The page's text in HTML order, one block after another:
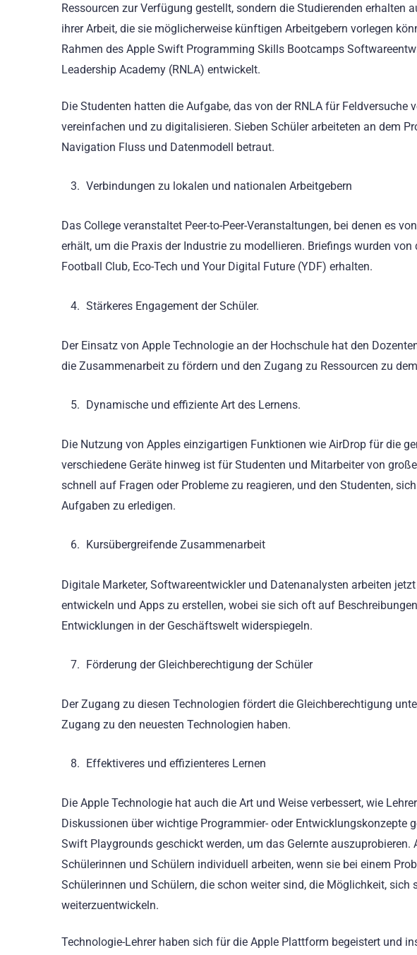
Ressourcen zur Verfügung gestellt, sondern die Studierenden erhalten
ihrer Arbeit, die sie möglicherweise künftigen Arbeitgebern vorlegen
Rahmen des Apple Swift Programming Skills Bootcamps
Leadership Academy (RNLA) entwickelt.
Die Studenten hatten die Aufgabe, das von der RNLA für Feldversuche
vereinfachen und zu digitalisieren. Sieben Schüler arbeiteten an dem
Navigation Fluss und Datenmodell betraut.
Verbindungen zu lokalen und nationalen Arbeitgebern
Das College veranstaltet Peer-to-Peer-Veranstaltungen, bei denen es
erhält, um die Praxis der Industrie zu modellieren. Briefings wurden
Football Club, Eco-Tech und Your Digital Future (YDF) erhalten.
Stärkeres Engagement der Schüler.
Der Einsatz von Apple Technologie an der Hochschule hat den
die Zusammenarbeit zu fördern und den Zugang zu Ressourcen zu
Dynamische und effiziente Art des Lernens.
Die Nutzung von Apples einzigartigen Funktionen wie AirDrop für die
verschiedene Geräte hinweg ist für Studenten und Mitarbeiter von
schnell auf Fragen oder Probleme zu reagieren, und den Studenten,
Aufgaben zu erledigen.
Kursübergreifende Zusammenarbeit
Digitale Marketer, Softwareentwickler und Datenanalysten arbeiten
entwickeln und Apps zu erstellen, wobei sie sich oft auf
Entwicklungen in der Geschäftswelt widerspiegeln.
Förderung der Gleichberechtigung der Schüler
Der Zugang zu diesen Technologien fördert die Gleichberechtigung
Zugang zu den neuesten Technologien haben.
Effektiveres und effizienteres Lernen
Die Apple Technologie hat auch die Art und Weise verbessert, wie
Diskussionen über wichtige Programmier- oder Entwicklungskonzepte
Swift Playgrounds geschickt werden, um das Gelernte
Schülerinnen und Schülern individuell arbeiten, wenn sie bei einem
Schülerinnen und Schülern, die schon weiter sind, die Möglichkeit, sich
weiterzuentwickeln.
Technologie-Lehrer haben sich für die Apple Plattform begeistert und